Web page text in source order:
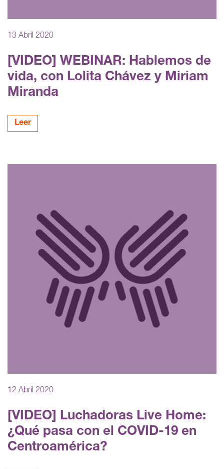
13 Abril 2020
[VIDEO] WEBINAR: Hablemos de
vida, con Lolita Chávez y Miriam
Miranda
Leer
12 Abril 2020
[VIDEO] Luchadoras Live Home:
¿Qué pasa con el COVID-19 en
Centroamérica?